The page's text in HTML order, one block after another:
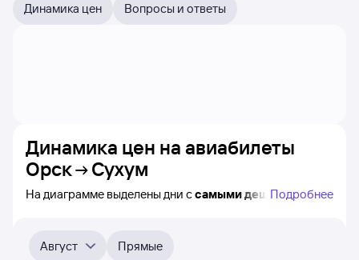
Динамика цен Вопросы и ответы
Динамика цен на авиабилеты
Орск
Сухум
На диаграмме выделены дни ссамыми дешёвыми
на ближайшие 4-5 месяца. Выберите день, перейдите
по клику к поиску авиабилетов и получению
Подробнее
Август
Прямые